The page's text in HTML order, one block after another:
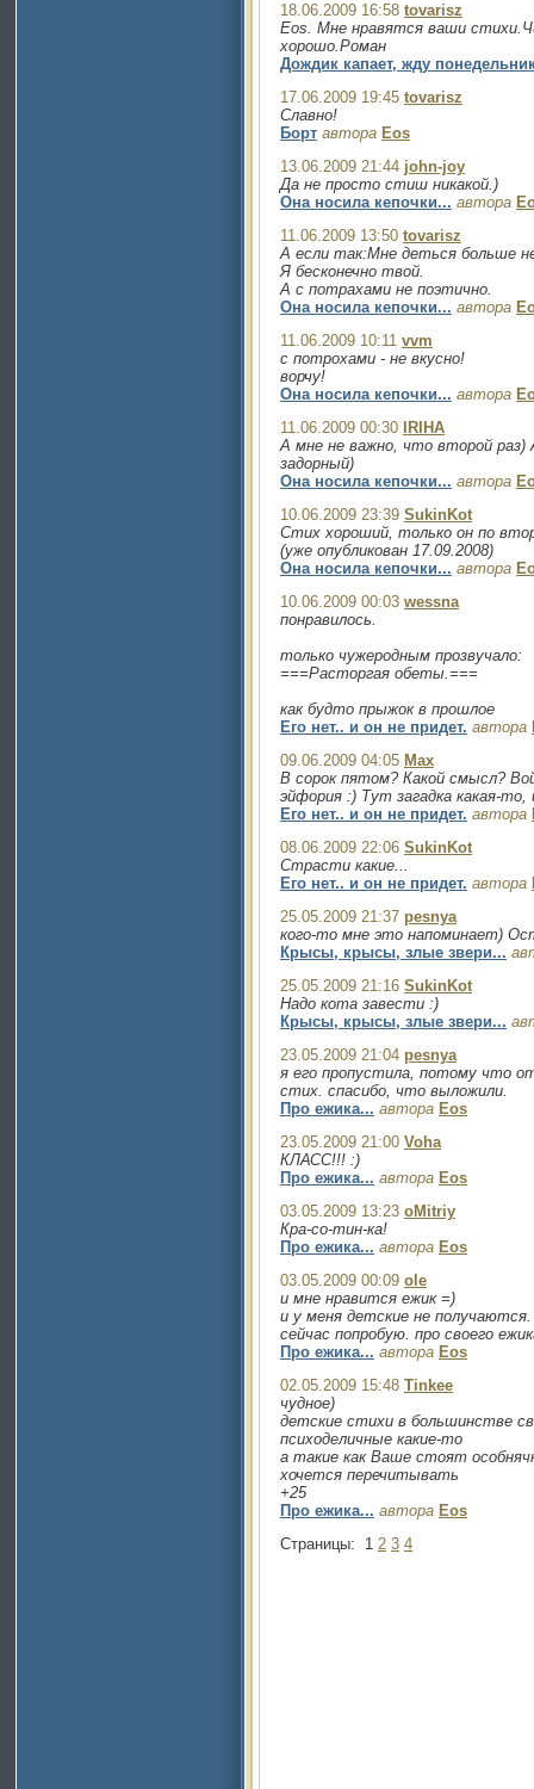
18.06.2009 16:58 tovarisz
Eos. Мне нравятся ваши
хорошо.Роман
Дождик капает, жду
17.06.2009 19:45 tovarisz
Славно!
Борт автора Eos
13.06.2009 21:44 john-joy
Да не просто стиш никакой.)
Она носила кепочки... автора
11.06.2009 13:50 tovarisz
А если так:Мне деться больше
Я бесконечно твой.
А с потрахами не поэтично.
Она носила кепочки... автора
11.06.2009 10:11 vvm
с потрохами - не вкусно!
ворчу!
Она носила кепочки... автора
11.06.2009 00:30
IRIHA
А мне не важно, что второй
задорный)
Она носила кепочки... автора
10.06.2009 23:39 SukinKot
Стих хороший, только он по
(уже опубликован 17.09.2008)
Она носила кепочки... автора
10.06.2009 00:03 wessna
понравилось.
только чужеродным прозвучало:
===Расторгая обеты.===
как будто прыжок в прошлое
Его нет.. и он не придет. автора
09.06.2009 04:05 Max
В сорок пятом? Какой смысл?
эйфория :) Тут загадка какая-то,
Его нет.. и он не придет. автора
08.06.2009 22:06 SukinKot
Страсти какие...
Его нет.. и он не придет. автора
25.05.2009 21:37 pesnya
кого-то мне это напоминает)
Крысы, крысы, злые звери...
25.05.2009 21:16 SukinKot
Надо кота завести :)
Крысы, крысы, злые звери...
23.05.2009 21:04 pesnya
я его пропустила, потому что
стих. спасибо, что выложили.
Про ежика... автора Eos
23.05.2009 21:00 Voha
КЛАСС!!! :)
Про ежика... автора Eos
03.05.2009 13:23 oMitriy
Кра-со-тин-ка!
Про ежика... автора Eos
03.05.2009 00:09 ole
и мне нравится ежик =)
и у меня детские не получаются.
сейчас попробую. про своего
Про ежика... автора Eos
02.05.2009 15:48 Tinkee
чудное)
детские стихи в большинстве
психоделичные какие-то
а такие как Ваше стоят
хочется перечитывать
+25
Про ежика... автора Eos
Страницы: 1 2 3 4